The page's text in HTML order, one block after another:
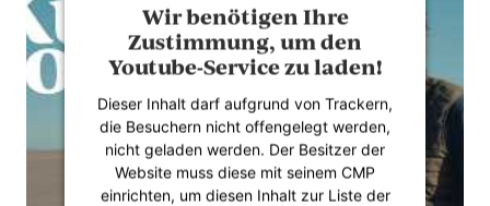
Wir benötigen Ihre
Zustimmung, um den
Youtube-Service zu laden!
Dieser Inhalt darf aufgrund von Trackern,
die Besuchern nicht offengelegt werden,
nicht geladen werden. Der Besitzer der
Website muss diese mit seinem CMP
einrichten, um diesen Inhalt zur Liste der